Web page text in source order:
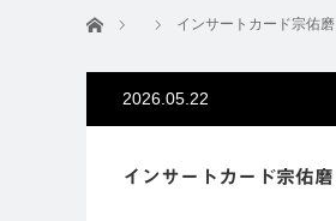
ホーム インサートカード宗佑磨
2026.05.22
インサートカード宗佑磨